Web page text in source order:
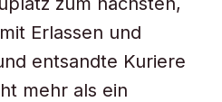
Erlassen und
entsandte Kuriere
mehr als ein